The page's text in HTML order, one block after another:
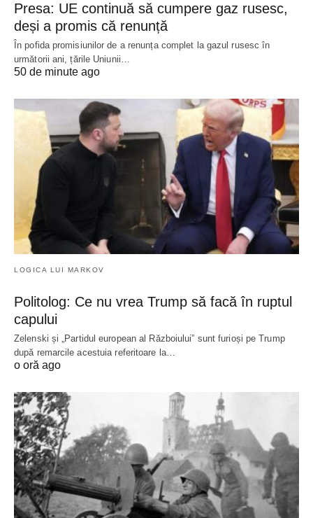
Presa: UE continuă să cumpere gaz rusesc,
deși a promis că renunță
În pofida promisiunilor de a renunța complet la gazul rusesc în
următorii ani, țările Uniunii…
50 de minute ago
LOGICA LUI MARKOV
Politolog: Ce nu vrea Trump să facă în ruptul
capului
Zelenski și „Partidul european al Războiului” sunt furioși pe Trump
după remarcile acestuia referitoare la…
o oră ago